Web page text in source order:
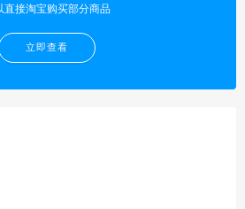
直接淘宝购买部分商品
立即查看